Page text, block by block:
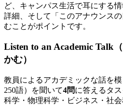
ど、キャンパス生活で耳にする
詳細、そして「このアナウンス
むことがポイントです。
Listen to an Academic Talk
かむ）
教員によるアカデミックな話を模
250語）を聞いて4問に答えるタ
科学・物理科学・ビジネス・社